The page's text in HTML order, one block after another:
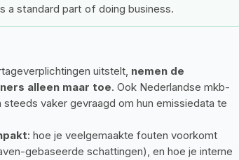
a standard part of doing business.
uitstelt, nemen de
alleen maar toe. Ook Nederlandse mkb-
vaker gevraagd om hun emissiedata te
: hoe je veelgemaakte fouten voorkomt
gebaseerde schattingen), en hoe je interne